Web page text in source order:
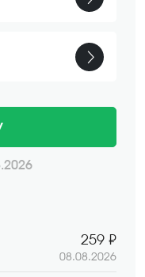
259 ₽
08.08.2026